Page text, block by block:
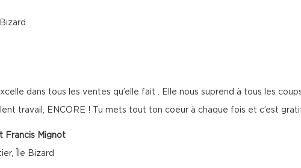
dans tous les ventes qu’elle fait . Elle nous suprend à tous les
travail, ENCORE ! Tu mets tout ton coeur à chaque fois et c’est
Francis Mignot
Île Bizard